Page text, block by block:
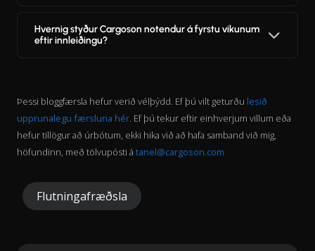
Hvernig styður Cargoson notendur á fyrstu vikunum
eftir innleiðingu?
Þessi bloggfærsla hefur verið vélþýdd. Ef þú vilt geturðu lesið
upprunalegu færsluna hér . Ef þú tekur eftir einhverjum villum eða
hefur tillögur að úrbótum, ekki hika við að hafa samband við mig,
höfundinn, með tölvupósti á tanel@cargoson.com
Flutningafræðsla